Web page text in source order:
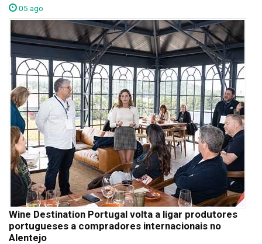
05 ago
Wine Destination Portugal volta a ligar produtores
portugueses a compradores internacionais no
Alentejo